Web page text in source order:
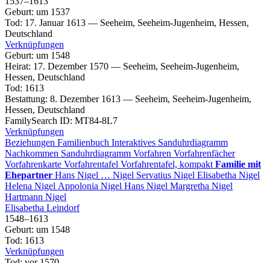
Geburt: um 1537
Tod: 17. Januar 1613 — Seeheim, Seeheim-Jugenheim, Hessen,
Deutschland
Verknüpfungen
Geburt: um 1548
Heirat: 17. Dezember 1570 — Seeheim, Seeheim-Jugenheim,
Hessen, Deutschland
Tod: 1613
Bestattung: 8. Dezember 1613 — Seeheim, Seeheim-Jugenheim,
Hessen, Deutschland
FamilySearch ID: MT84-8L7
Verknüpfungen
Beziehungen Familienbuch Interaktives Sanduhrdiagramm
Nachkommen Sanduhrdiagramm Vorfahren Vorfahrenfächer
Vorfahrenkarte Vorfahrentafel Vorfahrentafel, kompakt Familie mit
Ehepartner Hans Nigel … Nigel Servatius Nigel Elisabetha Nigel
Helena Nigel Appolonia Nigel Hans Nigel Margretha Nigel
Hartmann Nigel
Elisabetha Leindorf
1548–1613
Geburt: um 1548
Tod: 1613
Verknüpfungen